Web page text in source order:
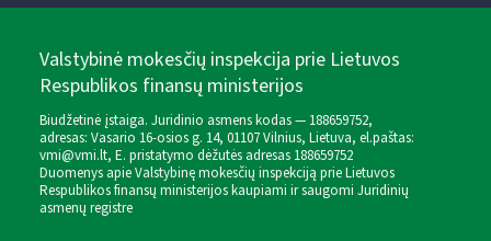
Valstybinė mokesčių inspekcija prie Lietuvos
Respublikos finansų ministerijos
Biudžetinė įstaiga. Juridinio asmens kodas — 188659752,
adresas: Vasario 16-osios g. 14, 01107 Vilnius, Lietuva, el.paštas:
vmi@vmi.lt, E. pristatymo dėžutės adresas 188659752
Duomenys apie Valstybinę mokesčių inspekciją prie Lietuvos
Respublikos finansų ministerijos kaupiami ir saugomi Juridinių
asmenų registre